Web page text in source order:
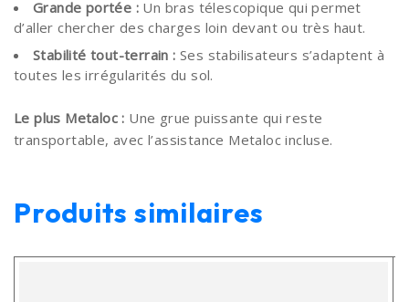
Grande portée : Un bras télescopique qui permet
d’aller chercher des charges loin devant ou très haut.
Stabilité tout-terrain : Ses stabilisateurs s’adaptent à
toutes les irrégularités du sol.
Le plus Metaloc : Une grue puissante qui reste
transportable, avec l’assistance Metaloc incluse.
Produits similaires